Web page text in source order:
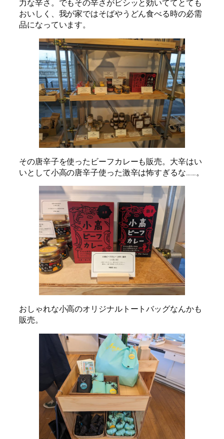
力な辛さ。でもその辛さがビシッと効いててとても
おいしく、我が家ではそばやうどん食べる時の必需
品になっています。
その唐辛子を使ったビーフカレーも販売。大辛はい
いとして小高の唐辛子使った激辛は怖すぎるな……。
おしゃれな小高のオリジナルトートバッグなんかも
販売。